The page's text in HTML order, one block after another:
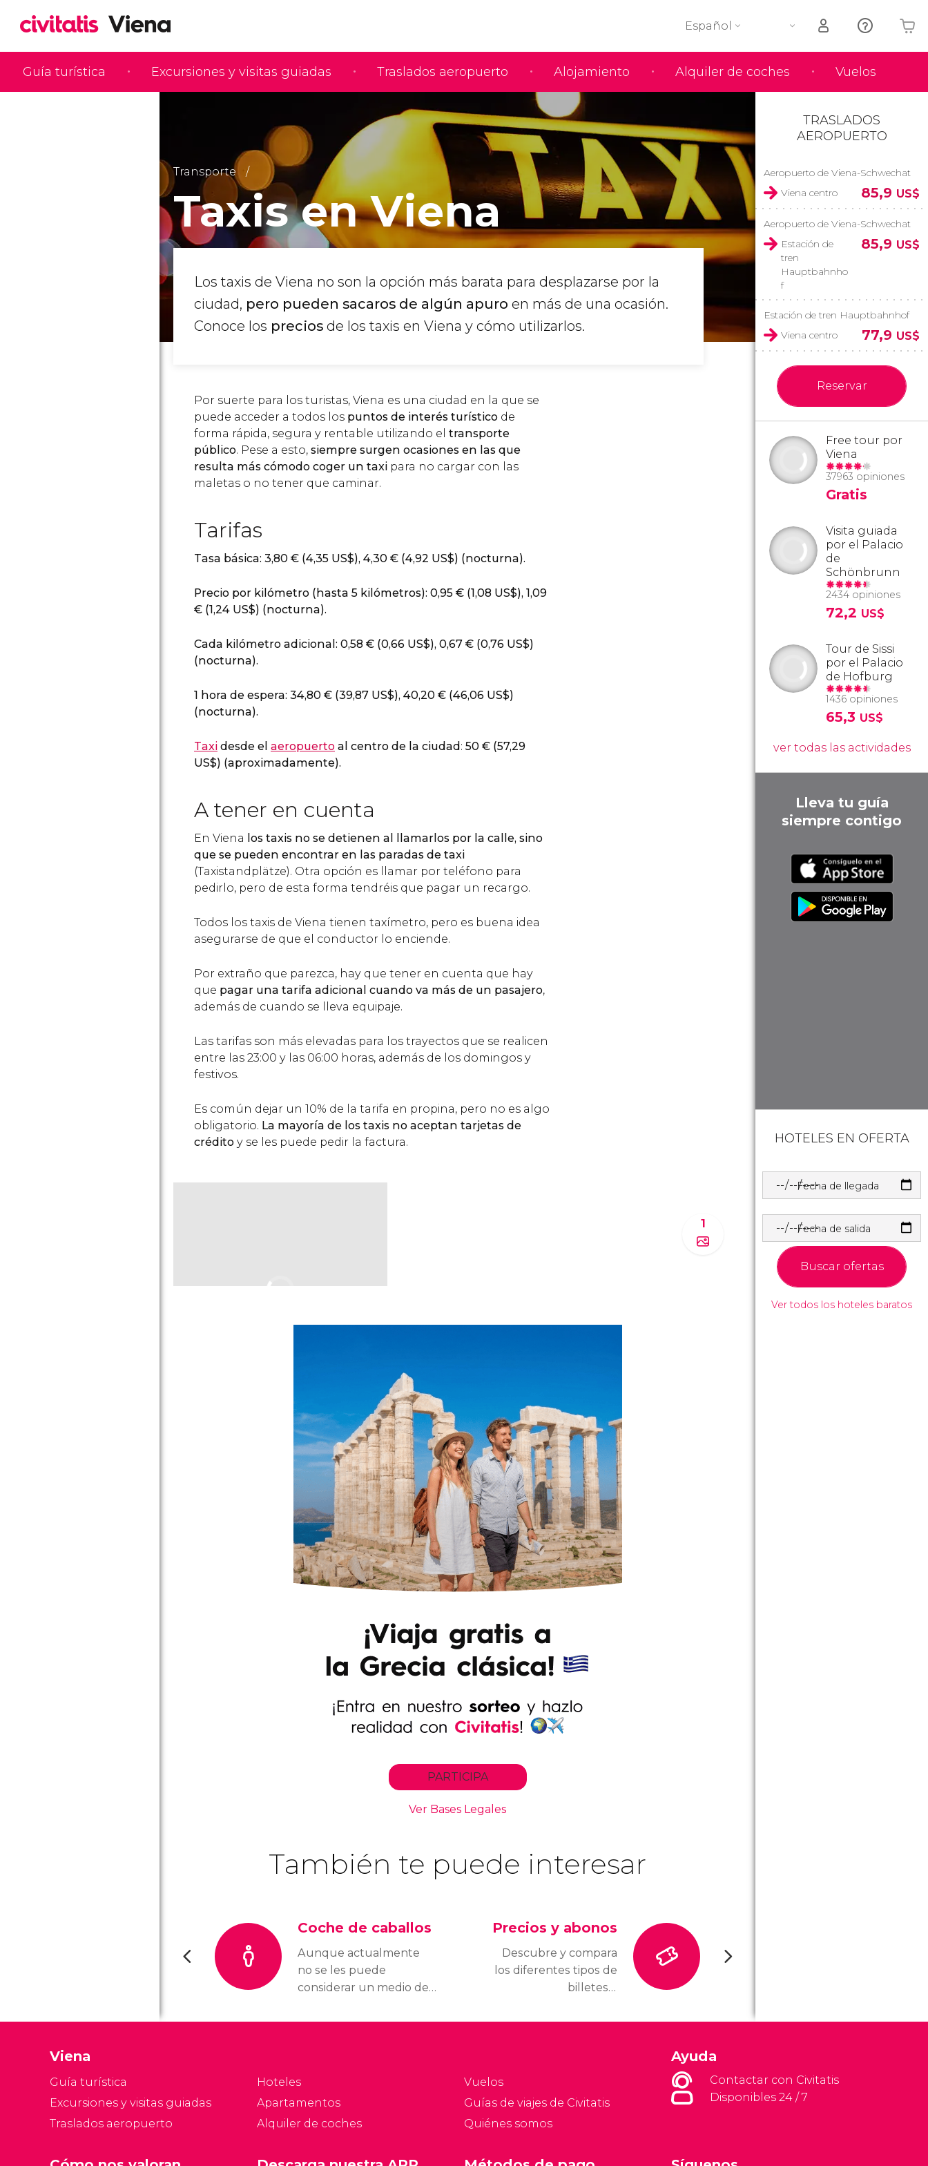
Guía turística Excursiones y visitas guiadas Traslados aeropuerto Alojamiento Alquiler de coches Vuelos
Español
Tu carrito está vacío
Transporte
Taxis en Viena
Los taxis de Viena no son la opción más barata para desplazarse por la
ciudad, pero pueden sacaros de algún apuro en más de una ocasión.
Conoce los precios de los taxis en Viena y cómo utilizarlos.
Por suerte para los turistas, Viena es una ciudad en la que se
puede acceder a todos los puntos de interés turístico de
forma rápida, segura y rentable utilizando el transporte
público. Pese a esto, siempre surgen ocasiones en las que
resulta más cómodo coger un taxi para no cargar con las
maletas o no tener que caminar.
Tarifas
Tasa básica: 3,80 € (4,35 US$), 4,30 € (4,92 US$) (nocturna).
Precio por kilómetro (hasta 5 kilómetros): 0,95 € (1,08 US$), 1,09
€ (1,24 US$) (nocturna).
Cada kilómetro adicional: 0,58 € (0,66 US$), 0,67 € (0,76 US$)
(nocturna).
1 hora de espera: 34,80 € (39,87 US$), 40,20 € (46,06 US$)
(nocturna).
Taxi desde el aeropuerto al centro de la ciudad: 50 € (57,29
US$) (aproximadamente).
A tener en cuenta
En Viena los taxis no se detienen al llamarlos por la calle, sino
que se pueden encontrar en las paradas de taxi
(Taxistandplätze). Otra opción es llamar por teléfono para
pedirlo, pero de esta forma tendréis que pagar un recargo.
Todos los taxis de Viena tienen taxímetro, pero es buena idea
asegurarse de que el conductor lo enciende.
Por extraño que parezca, hay que tener en cuenta que hay
que pagar una tarifa adicional cuando va más de un pasajero,
además de cuando se lleva equipaje.
Las tarifas son más elevadas para los trayectos que se realicen
entre las 23:00 y las 06:00 horas, además de los domingos y
festivos.
Es común dejar un 10% de la tarifa en propina, pero no es algo
obligatorio. La mayoría de los taxis no aceptan tarjetas de
crédito y se les puede pedir la factura.
1
También te puede interesar
Coche de caballos
Aunque actualmente
no se les puede
considerar un medio de
de caballos de Viena han
Precios y abonos
Descubre y compara
los diferentes tipos de
billetes y
Viena y elige el que más
TRASLADOS
AEROPUERTO
Aeropuerto de Viena-Schwechat
Viena centro
85,9 US$
Aeropuerto de Viena-Schwechat
Estación de
tren
Hauptbahnho
f
85,9 US$
Estación de tren Hauptbahnhof
Viena centro
77,9 US$
Reservar
Free tour por
Viena
37963 opiniones
Gratis
Visita guiada
por el Palacio
de
Schönbrunn
2434 opiniones
72,2 US$
Tour de Sissi
por el Palacio
de Hofburg
1436 opiniones
65,3 US$
ver todas las actividades
Lleva tu guía
siempre contigo
HOTELES EN OFERTA
Fecha de llegada
Fecha de salida
Buscar ofertas
Ver todos los hoteles baratos
Viena
Guía turística
Excursiones y visitas guiadas
Traslados aeropuerto
Hoteles
Apartamentos
Alquiler de coches
Vuelos
Guías de viajes de Civitatis
Quiénes somos
Ayuda
Contactar con Civitatis
Disponibles 24 / 7